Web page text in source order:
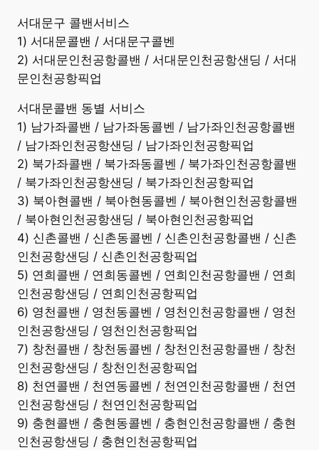
서대문구 콜밴서비스
1) 서대문콜밴 / 서대문구콜벤
2) 서대문인천공항콜밴 / 서대문인천공항샌딩 / 서대
문인천공항픽업
서대문콜밴 동별 서비스
1) 남가좌콜밴 / 남가좌동콜벤 / 남가좌인천공항콜밴
/ 남가좌인천공항샌딩 / 남가좌인천공항픽업
2) 북가좌콜밴 / 북가좌동콜벤 / 북가좌인천공항콜밴
/ 북가좌인천공항샌딩 / 북가좌인천공항픽업
3) 북아현콜밴 / 북아현동콜벤 / 북아현인천공항콜밴
/ 북아현인천공항샌딩 / 북아현인천공항픽업
4) 신촌콜밴 / 신촌동콜벤 / 신촌인천공항콜밴 / 신촌
인천공항샌딩 / 신촌인천공항픽업
5) 연희콜밴 / 연희동콜벤 / 연희인천공항콜밴 / 연희
인천공항샌딩 / 연희인천공항픽업
6) 영천콜밴 / 영천동콜벤 / 영천인천공항콜밴 / 영천
인천공항샌딩 / 영천인천공항픽업
7) 창천콜밴 / 창천동콜벤 / 창천인천공항콜밴 / 창천
인천공항샌딩 / 창천인천공항픽업
8) 천연콜밴 / 천연동콜벤 / 천연인천공항콜밴 / 천연
인천공항샌딩 / 천연인천공항픽업
9) 충현콜밴 / 충현동콜벤 / 충현인천공항콜밴 / 충현
인천공항샌딩 / 충현인천공항픽업